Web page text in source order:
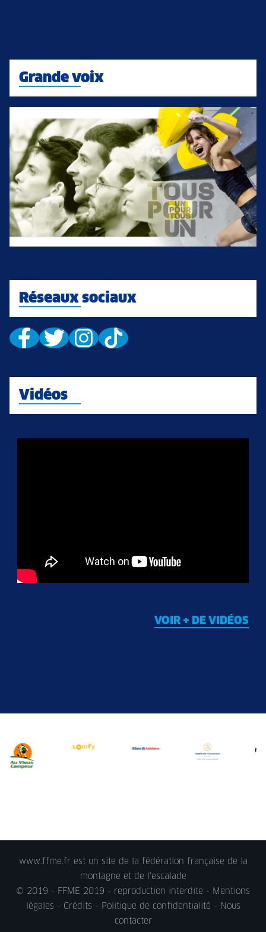
Grande voix
Réseaux sociaux
Vidéos
VOIR + DE VIDÉOS
www.ffme.fr est un site de la fédération française de la
montagne et de l'escalade
© 2019 - FFME 2019 - reproduction interdite - Mentions
légales - Crédits - Politique de confidentialité - Nous
contacter